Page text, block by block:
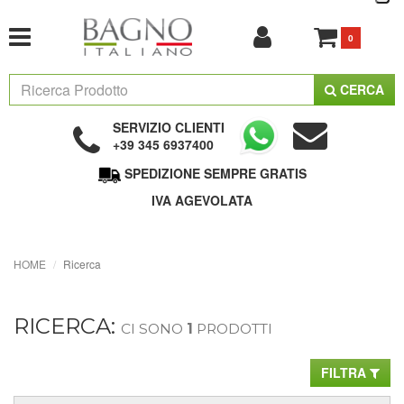
0
CERCA
SERVIZIO CLIENTI
+39 345 6937400
SPEDIZIONE SEMPRE GRATIS
IVA AGEVOLATA
HOME Ricerca
RICERCA: CI SONO 1 PRODOTTI
FILTRA